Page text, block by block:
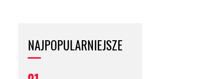
NAJPOPULARNIEJSZE